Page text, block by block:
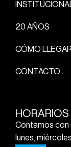
20 AÑOS
CÓMO
CONTACTO
Contamos con
lunes,